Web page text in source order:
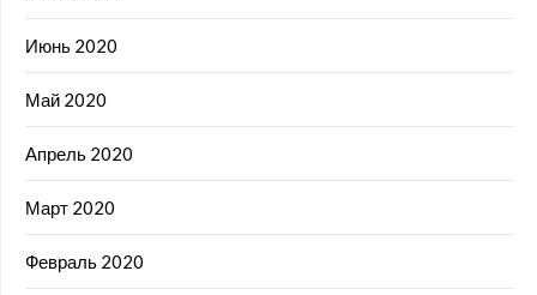
Июнь 2020
Май 2020
Апрель 2020
Март 2020
Февраль 2020